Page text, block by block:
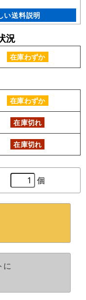
い送料説明
況
在庫わずか
在庫わずか
在庫切れ
在庫切れ
個
に